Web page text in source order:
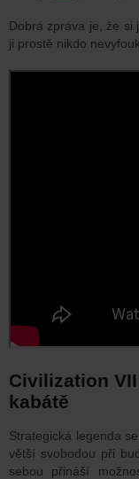
Dobrá zpráva je, že si
ji prostě nikdo
Civilization
kabátě
Strategická legenda
větší svobodou při
sebou přináší